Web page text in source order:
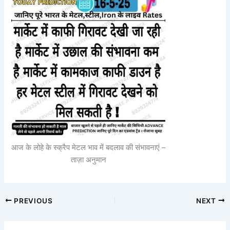
आज के लोहे के स्क्रैप मेटल भाव में बदलाव की संभावनाएं –
ताज़ा अनुमान
PREVIOUS NEXT